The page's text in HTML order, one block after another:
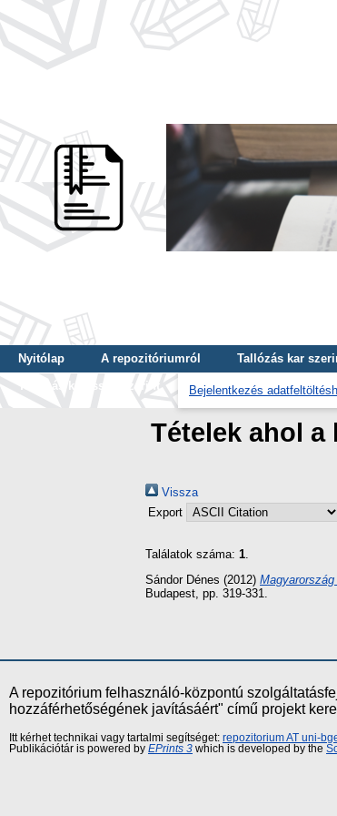
Nyitólap A repozitóriumról Tallózás kar
Tallózás kulcsszó szerint
Bejelentkezés
Tételek ahol
Vissza
Export
Találatok száma: 1.
Sándor Dénes (2012)
Budapest, pp. 319-331.
A repozitórium felhasználó-központú
hozzáférhetőségének javításáért" című projekt
Itt kérhet technikai vagy tartalmi segítséget: repozitorium AT uni-
Publikációtár is powered by EPrints 3 which is developed by the